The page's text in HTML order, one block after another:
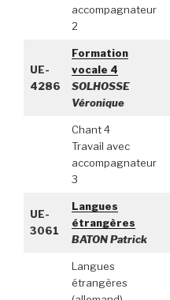
accompagnateur
2
UE-
4286
Formation
vocale 4
SOLHOSSE
Véronique
Chant 4
Travail avec
accompagnateur
3
UE-
3061
Langues
étrangères
BATON Patrick
Langues
étrangères